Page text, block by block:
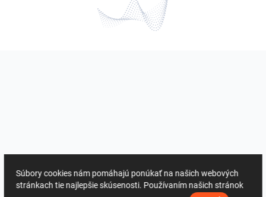
Súbory cookies nám pomáhajú ponúkať na našich webových
stránkach tie najlepšie skúsenosti. Používaním našich stránok